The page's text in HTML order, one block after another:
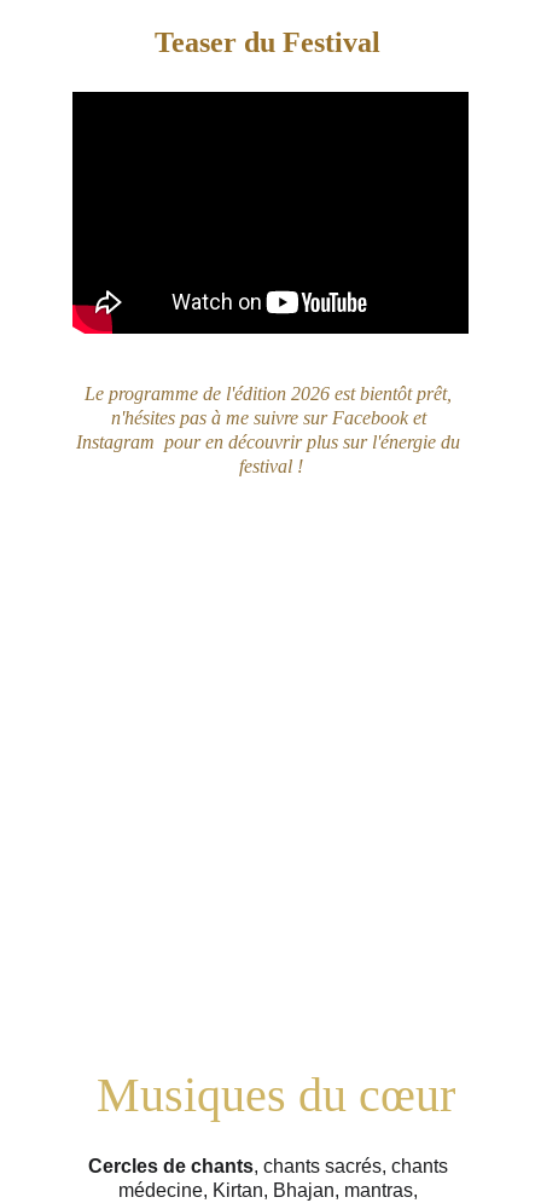
Teaser du Festival
Le programme de l'édition 2026 est bientôt prêt,
n'hésites pas à me suivre sur Facebook et
Instagram  pour en découvrir plus sur l'énergie du
festival !
Musiques du cœur
Cercles de chants, chants sacrés, chants
médecine, Kirtan, Bhajan, mantras,